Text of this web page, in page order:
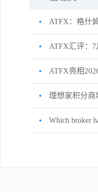
ATFX：格什
ATFX汇评：
ATFX亮相
理想家积分
Which broker